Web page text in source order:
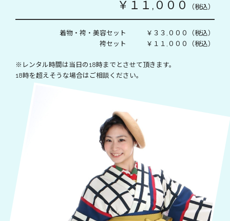
￥１１,０００ （税込）
着物・袴・美容セット ￥３３,０００（税込）
袴セット ￥１１,０００（税込）
※レンタル時間は当日の18時までとさせて頂きます。
18時を超えそうな場合はご相談ください。